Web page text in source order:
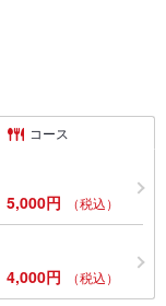
コース
5,000円 （税込）
4,000円 （税込）